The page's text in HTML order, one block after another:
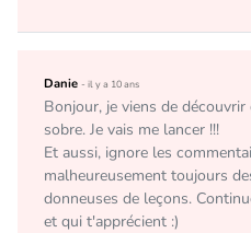
Danie - il y a 10 ans
Bonjour, je viens de
sobre. Je vais me lancer !!!
Et aussi, ignore les
malheureusement toujours
donneuses de leçons.
et qui t'apprécient :)